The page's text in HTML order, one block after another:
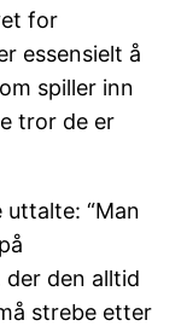
for
essensielt å
spiller inn
tror de er
“Man
den alltid
strebe etter